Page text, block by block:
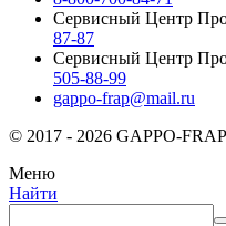
Сервисный Центр
87-87
Сервисный Центр
505-88-99
gappo-frap@mail.ru
© 2017 - 2026 GAPPO-
Меню
Найти